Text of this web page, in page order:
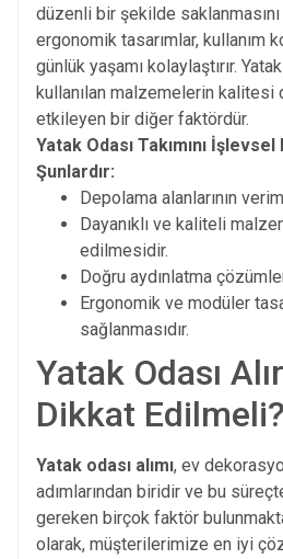
düzenli bir şekilde saklanmasını
ergonomik tasarımlar, kullanım
günlük yaşamı kolaylaştırır.
kullanılan malzemelerin
etkileyen bir diğer faktördür.
Yatak Odası Takımını İşlevsel
Şunlardır:
Depolama alanlarının
Dayanıklı ve kaliteli
edilmesidir.
Doğru aydınlatma
Ergonomik ve modüler
sağlanmasıdır.
Yatak Odası
Dikkat Edilmeli?
Yatak odası alımı, ev
adımlarından biridir ve bu
gereken birçok faktör
olarak, müşterilerimize en iyi